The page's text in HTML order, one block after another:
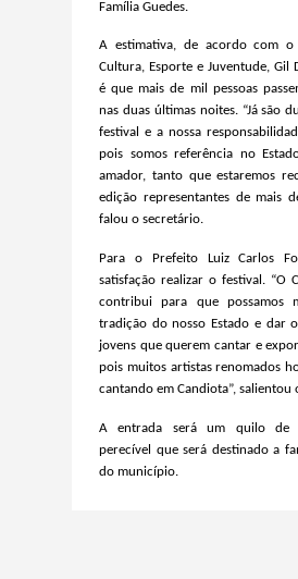
Família Guedes.
A estimativa, de acordo com o
Cultura, Esporte e Juventude, Gil
é que mais de mil pessoas
nas duas últimas noites. “Já são
festival e a nossa
pois somos referência no
amador, tanto que estaremos
edição representantes de mais
falou o secretário.
Para o Prefeito Luiz Carlos
satisfação realizar o festival. “O
contribui para que possamos
tradição do nosso Estado e dar
jovens que querem cantar e
pois muitos artistas renomados
cantando em Candiota”, salientou
A entrada será um quilo de
perecível que será destinado a
do município.